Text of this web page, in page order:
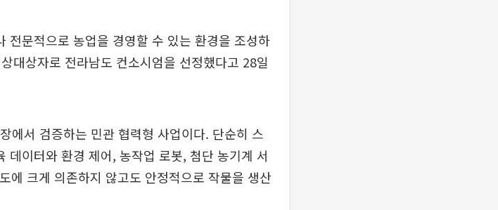
전문적으로 농업을 경영할 수 있는 환경을 조성하
대상자로 전라남도 컨소시엄을 선정했다고 28일
에서 검증하는 민관 협력형 사업이다. 단순히 스
데이터와 환경 제어, 농작업 로봇, 첨단 농기계 서
에 크게 의존하지 않고도 안정적으로 작물을 생산